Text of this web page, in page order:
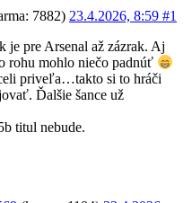
7882) 23.4.2026, 8:59 #1
je pre Arsenal až zázrak. Aj
rohu mohlo niečo padnúť
priveľa…takto si to hráči
Ďalšie šance už
titul nebude.